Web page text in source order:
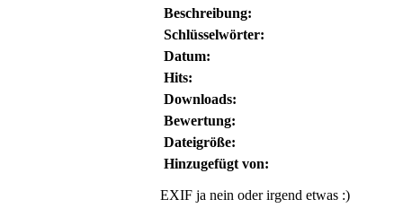
Beschreibung:
Schlüsselwörter:
Datum:
Hits:
Downloads:
Bewertung:
Dateigröße:
Hinzugefügt von:
EXIF ja nein oder irgend etwas :)